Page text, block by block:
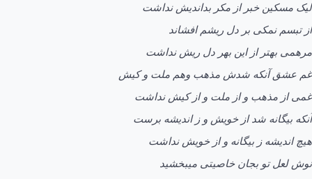
لیک مسکين خبر از مکر بداندیش نداشت
از تبسم نمکی بر دل ریشم افشاند
مرهمی بهتر از این بهر دل ریش نداشت
غم عشق آنکه شدش مذهب وهم ملت و کیش
غمی از مذهب و از ملت و از کیش نداشت
آنکه بیگانه شد از خویش و ز اندیشه برست
هیچ اندیشه ز بیگانه و از خویش نداشت
نوش لعل تو بجان خاصیتی میبخشید